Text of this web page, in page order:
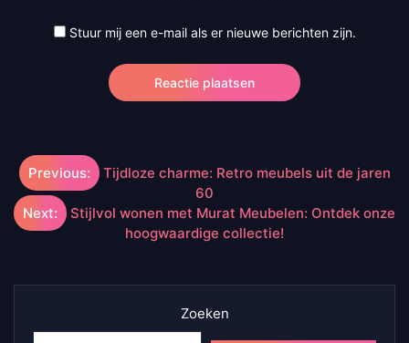
Stuur mij een e-mail als er nieuwe berichten zijn.
Berichtnavigatie
Previous:
Tijdloze charme: Retro meubels uit de jaren
60
Next:
Stijlvol wonen met Murat Meubelen: Ontdek onze
hoogwaardige collectie!
Zoeken